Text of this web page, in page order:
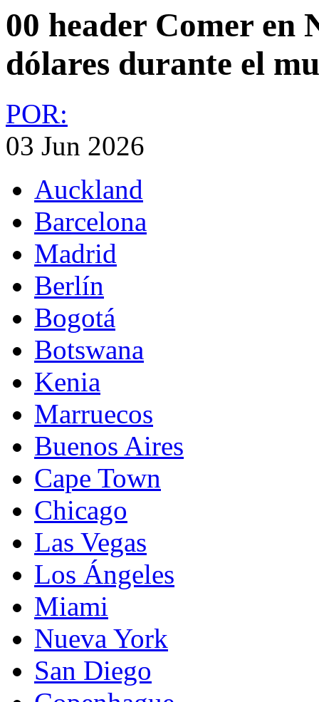
00 header Comer en
dólares durante el
POR:
03 Jun 2026
Auckland
Barcelona
Madrid
Berlín
Bogotá
Botswana
Kenia
Marruecos
Buenos Aires
Cape Town
Chicago
Las Vegas
Los Ángeles
Miami
Nueva York
San Diego